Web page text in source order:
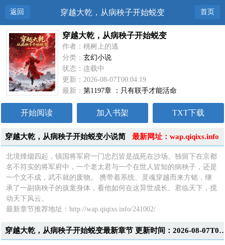
返回 穿越大乾，从病秧子开始蜕变 首页
穿越大乾，从病秧子开始蜕变
作者：桃树上的逃
分类：玄幻小说
状态：连载中
更新：2026-08-07T00:04:19
最新：第1197章 ：只有联手才能活命
开始阅读 加入书架 TXT下载
最新网址：wap.qiqixs.info
穿越大乾，从病秧子开始蜕变小说简
介
北境烽烟四起，镇国将军府一门忠烈皆是战死在沙场。独留下在京都
名不符实的将军府中，一个老太君与一个在世人皆知的病秧子，还是
一个文不成，武不就的废物。 携带着系统、灵魂穿越而来方铭，继
承了一副病秧子的孩童身体，看他如何在这异世成长、君临天下，搅
动天下风云。
最新章节推荐地址：http://wap.qiqixs.info/241002/
穿越大乾，从病秧子开始蜕变最新章节 更新